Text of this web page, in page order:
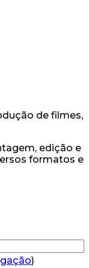
de filmes,
edição e
formatos e
)